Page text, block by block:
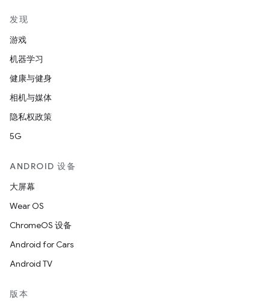
发现
游戏
机器学习
健康与健身
相机与媒体
隐私权政策
5G
ANDROID 设备
大屏幕
Wear OS
ChromeOS 设备
Android for Cars
Android TV
版本